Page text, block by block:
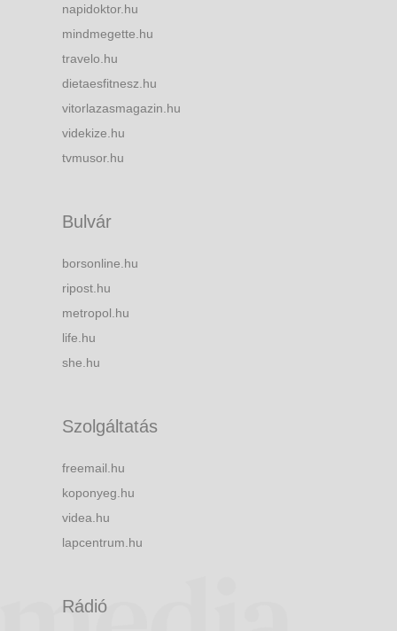
napidoktor.hu
mindmegette.hu
travelo.hu
dietaesfitnesz.hu
vitorlazasmagazin.hu
videkize.hu
tvmusor.hu
Bulvár
borsonline.hu
ripost.hu
metropol.hu
life.hu
she.hu
Szolgáltatás
freemail.hu
koponyeg.hu
videa.hu
lapcentrum.hu
Rádió